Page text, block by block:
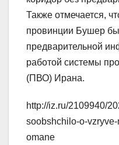
Также отмечается,
провинции Бушер
предварительной
работой системы
(ПВО) Ирана.
http://iz.ru/2109940/
soobshchilo-o-
omane